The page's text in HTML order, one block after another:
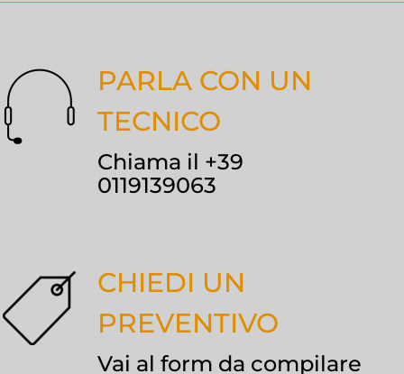
PARLA CON UN
TECNICO
Chiama il +39
0119139063
CHIEDI UN
PREVENTIVO
Vai al form da compilare